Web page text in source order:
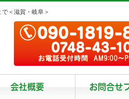
＜滋賀・岐阜＞
会社概要 お問合せ